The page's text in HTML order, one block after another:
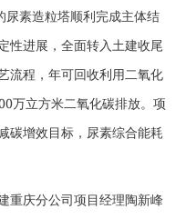
素造粒塔顺利完成主体结
性进展，全面转入土建收尾
流程，年可回收利用二氧化
万立方米二氧化碳排放。项
碳增效目标，尿素综合能耗
庆分公司项目经理陶新峰